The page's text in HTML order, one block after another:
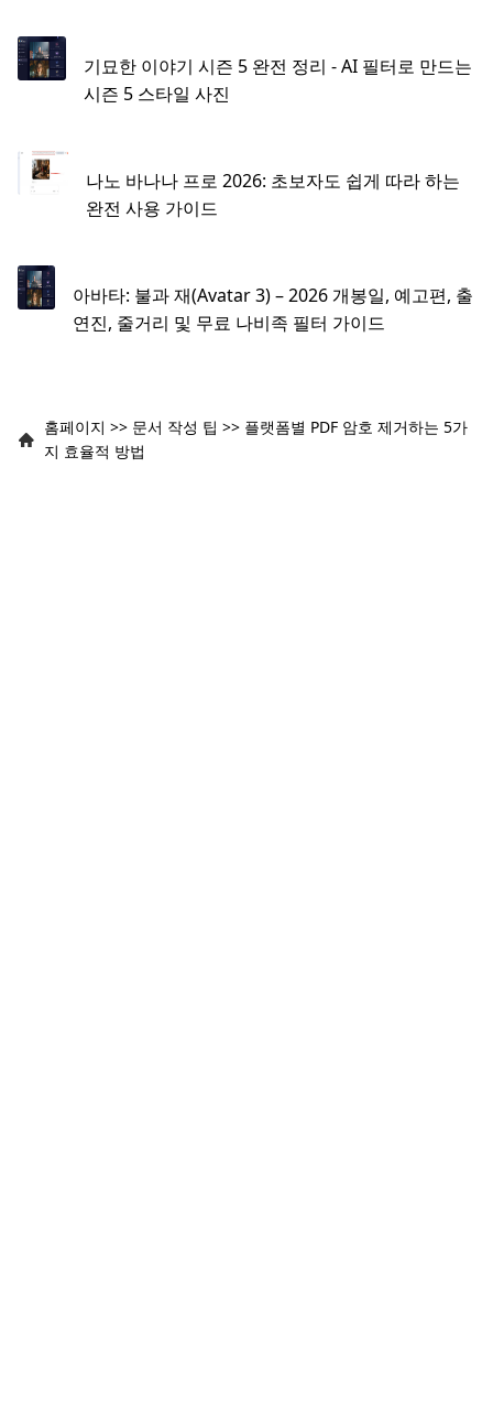
기묘한 이야기 시즌 5 완전 정리 - AI 필터로 만드는
시즌 5 스타일 사진
나노 바나나 프로 2026: 초보자도 쉽게 따라 하는
완전 사용 가이드
아바타: 불과 재(Avatar 3) – 2026 개봉일, 예고편, 출
연진, 줄거리 및 무료 나비족 필터 가이드
홈페이지 >> 문서 작성 팁 >> 플랫폼별 PDF 암호 제거하는 5가
지 효율적 방법